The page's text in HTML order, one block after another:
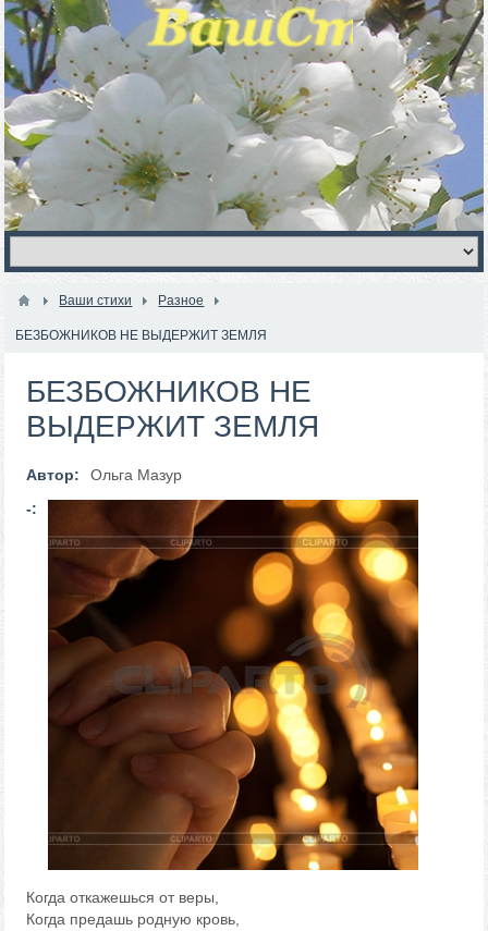
Ваши стихи Разное
БЕЗБОЖНИКОВ НЕ ВЫДЕРЖИТ ЗЕМЛЯ
БЕЗБОЖНИКОВ НЕ
ВЫДЕРЖИТ ЗЕМЛЯ
Автор:
Ольга Мазур
-:
Когда откажешься от веры,
Когда предашь родную кровь,